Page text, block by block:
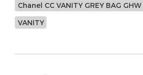
Chanel CC VANITY GREY BAG
VANITY